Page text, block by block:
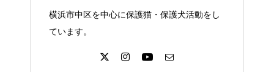
横浜市中区を中心に保護猫・保護犬活動をし
ています。